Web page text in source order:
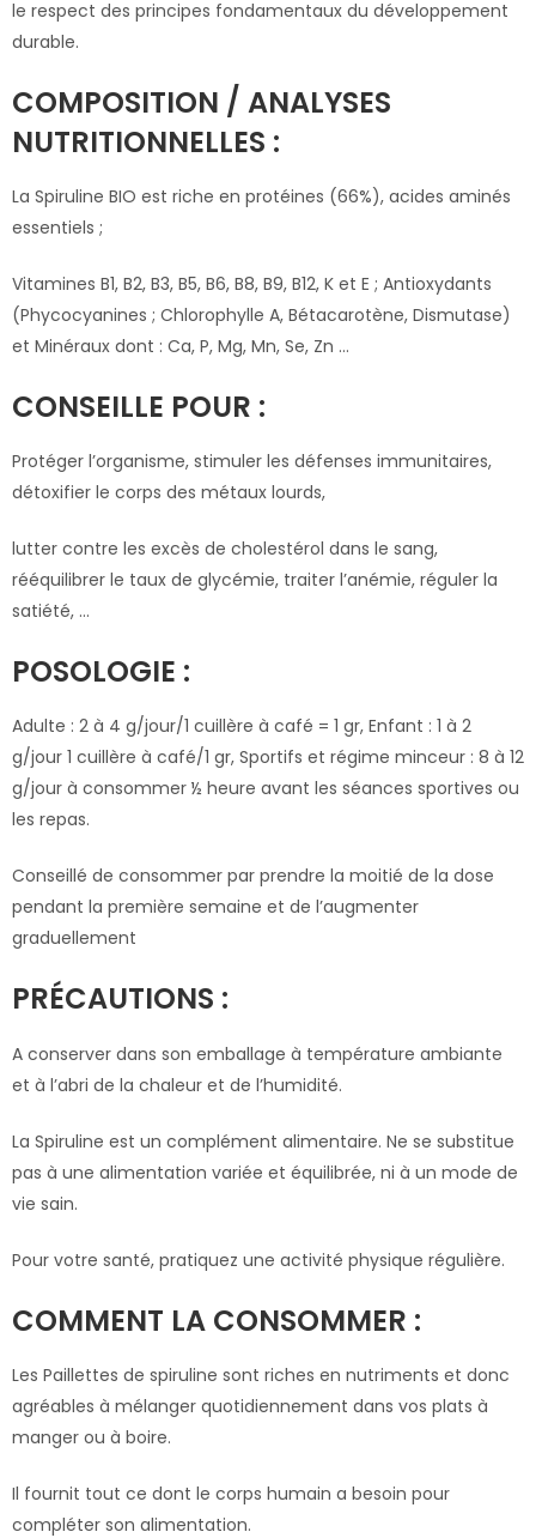
le respect des principes fondamentaux du développement
durable.
COMPOSITION / ANALYSES
NUTRITIONNELLES :
La Spiruline BIO est riche en protéines (66%), acides aminés
essentiels ;
Vitamines B1, B2, B3, B5, B6, B8, B9, B12, K et E ; Antioxydants
(Phycocyanines ; Chlorophylle A, Bétacarotène, Dismutase)
et Minéraux dont : Ca, P, Mg, Mn, Se, Zn …
CONSEILLE POUR :
Protéger l’organisme, stimuler les défenses immunitaires,
détoxifier le corps des métaux lourds,
lutter contre les excès de cholestérol dans le sang,
rééquilibrer le taux de glycémie, traiter l’anémie, réguler la
satiété, …
POSOLOGIE :
Adulte : 2 à 4 g/jour/1 cuillère à café = 1 gr, Enfant : 1 à 2
g/jour 1 cuillère à café/1 gr, Sportifs et régime minceur : 8 à 12
g/jour à consommer ½ heure avant les séances sportives ou
les repas.
Conseillé de consommer par prendre la moitié de la dose
pendant la première semaine et de l’augmenter
graduellement
PRÉCAUTIONS :
A conserver dans son emballage à température ambiante
et à l’abri de la chaleur et de l’humidité.
La Spiruline est un complément alimentaire. Ne se substitue
pas à une alimentation variée et équilibrée, ni à un mode de
vie sain.
Pour votre santé, pratiquez une activité physique régulière.
COMMENT LA CONSOMMER :
Les Paillettes de spiruline sont riches en nutriments et donc
agréables à mélanger quotidiennement dans vos plats à
manger ou à boire.
Il fournit tout ce dont le corps humain a besoin pour
compléter son alimentation.